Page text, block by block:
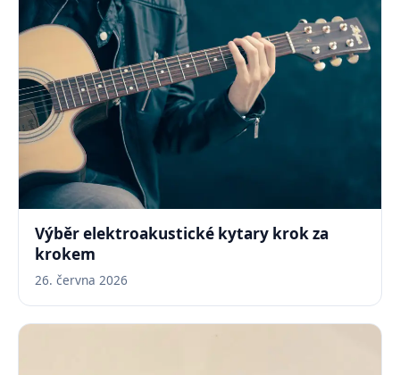
Výběr elektroakustické kytary krok za
krokem
26. června 2026